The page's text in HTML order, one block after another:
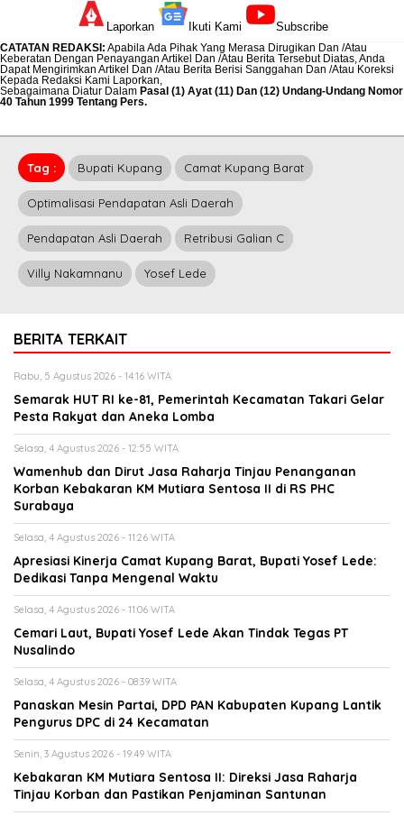
Laporkan Ikuti Kami Subscribe
CATATAN REDAKSI: Apabila Ada Pihak Yang Merasa Dirugikan Dan /Atau
Keberatan Dengan Penayangan Artikel Dan /Atau Berita Tersebut Diatas, Anda
Dapat Mengirimkan Artikel Dan /Atau Berita Berisi Sanggahan Dan /Atau Koreksi
Kepada Redaksi Kami Laporkan
Sebagaimana Diatur Dalam Pasal (1) Ayat (11) Dan (12) Undang-Undang Nomor
40 Tahun 1999 Tentang Pers.
Tag : Bupati Kupang Camat Kupang Barat
Optimalisasi Pendapatan Asli Daerah
Pendapatan Asli Daerah Retribusi Galian C
Villy Nakamnanu Yosef Lede
BERITA TERKAIT
Rabu, 5 Agustus 2026 - 14:16 WITA
Semarak HUT RI ke-81, Pemerintah Kecamatan Takari Gelar
Pesta Rakyat dan Aneka Lomba
Selasa, 4 Agustus 2026 - 12:55 WITA
Wamenhub dan Dirut Jasa Raharja Tinjau Penanganan
Korban Kebakaran KM Mutiara Sentosa II di RS PHC
Surabaya
Selasa, 4 Agustus 2026 - 11:26 WITA
Apresiasi Kinerja Camat Kupang Barat, Bupati Yosef Lede:
Dedikasi Tanpa Mengenal Waktu
Selasa, 4 Agustus 2026 - 11:06 WITA
Cemari Laut, Bupati Yosef Lede Akan Tindak Tegas PT
Nusalindo
Selasa, 4 Agustus 2026 - 08:39 WITA
Panaskan Mesin Partai, DPD PAN Kabupaten Kupang Lantik
Pengurus DPC di 24 Kecamatan
Senin, 3 Agustus 2026 - 19:49 WITA
Kebakaran KM Mutiara Sentosa II: Direksi Jasa Raharja
Tinjau Korban dan Pastikan Penjaminan Santunan